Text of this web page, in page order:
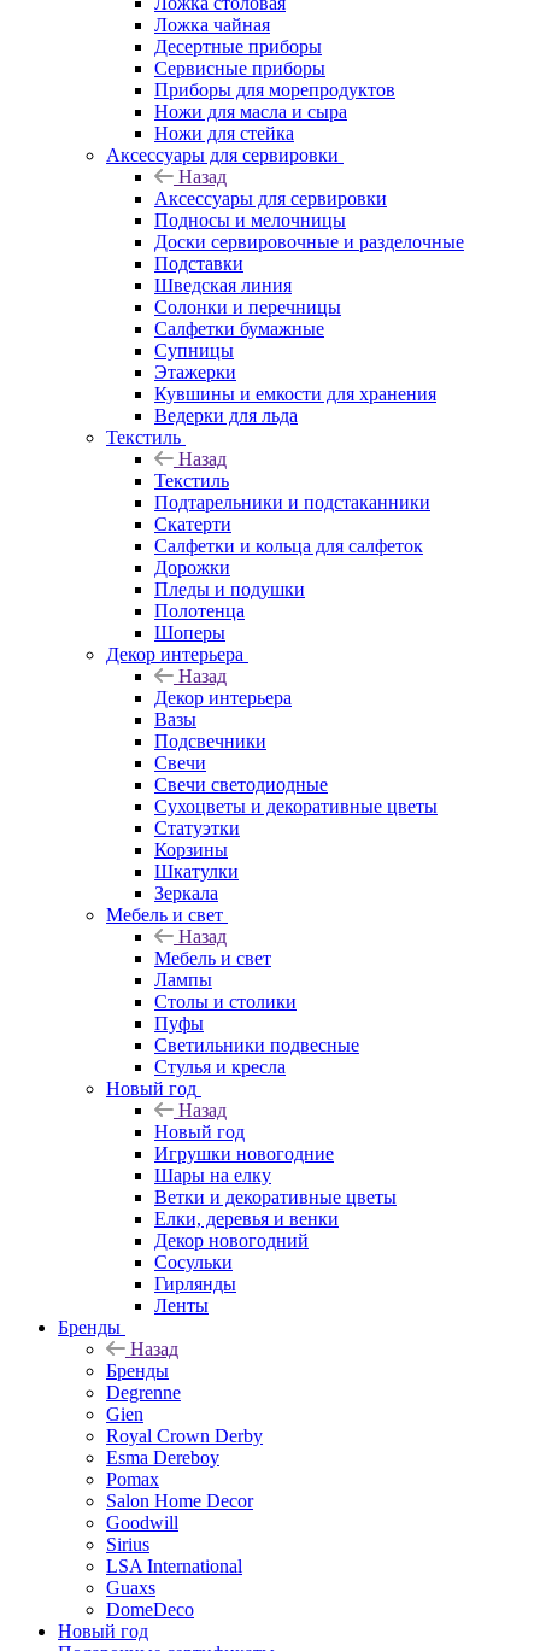
Ложка чайная
Десертные приборы
Сервисные приборы
Приборы для морепродуктов
Ножи для масла и сыра
Ножи для стейка
Аксессуары для сервировки
Назад
Аксессуары для сервировки
Подносы и мелочницы
Доски сервировочные и разделочные
Подставки
Шведская линия
Солонки и перечницы
Салфетки бумажные
Супницы
Этажерки
Кувшины и емкости для хранения
Ведерки для льда
Текстиль
Назад
Текстиль
Подтарельники и подстаканники
Скатерти
Салфетки и кольца для салфеток
Дорожки
Пледы и подушки
Полотенца
Шоперы
Декор интерьера
Назад
Декор интерьера
Вазы
Подсвечники
Свечи
Свечи светодиодные
Сухоцветы и декоративные цветы
Статуэтки
Корзины
Шкатулки
Зеркала
Мебель и свет
Назад
Мебель и свет
Лампы
Столы и столики
Пуфы
Светильники подвесные
Стулья и кресла
Новый год
Назад
Новый год
Игрушки новогодние
Шары на елку
Ветки и декоративные цветы
Елки, деревья и венки
Декор новогодний
Сосульки
Гирлянды
Ленты
Бренды
Назад
Бренды
Degrenne
Gien
Royal Crown Derby
Esma Dereboy
Pomax
Salon Home Decor
Goodwill
Sirius
LSA International
Guaxs
DomeDeco
Новый год